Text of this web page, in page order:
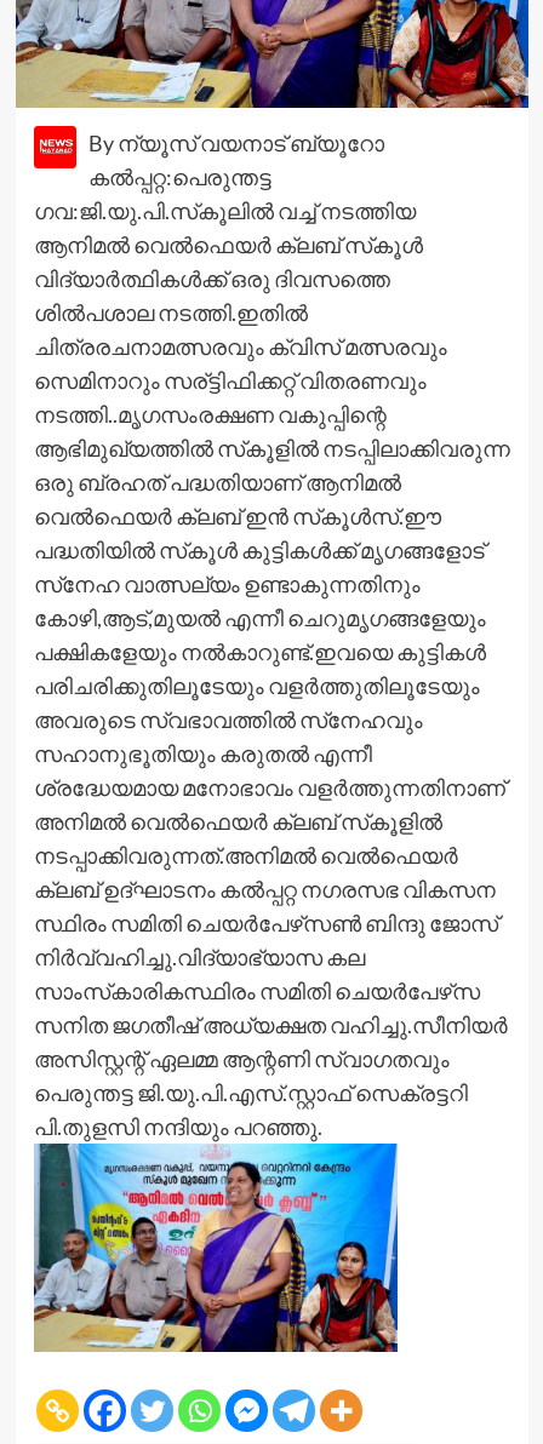
By ന്യൂസ് വയനാട് ബ്യൂറോ
കല്‍പ്പറ്റ:പെരുന്തട്ട
ഗവ:ജി.യു.പി.സ്‌കൂലില്‍ വച്ച് നടത്തിയ
ആനിമല്‍ വെല്‍ഫെയര്‍ ക്ലബ് സ്‌കൂള്‍
വിദ്യാര്‍ത്ഥികള്‍ക്ക് ഒരു ദിവസത്തെ
ശില്‍പശാല നടത്തി.ഇതില്‍
ചിത്രരചനാമത്സരവും ക്വിസ് മത്സരവും
സെമിനാറും സര്ട്ടിഫിക്കറ്റ് വിതരണവും
നടത്തി..മൃഗസംരക്ഷണ വകുപ്പിന്റെ
ആഭിമുഖ്യത്തില്‍ സ്‌കൂളില്‍ നടപ്പിലാക്കിവരുന്ന
ഒരു ബ്രഹത് പദ്ധതിയാണ് ആനിമല്‍
വെല്‍ഫെയര്‍ ക്ലബ് ഇന്‍ സ്‌കൂള്‍സ്.ഈ
പദ്ധതിയില്‍ സ്‌കൂള്‍ കുട്ടികള്‍ക്ക് മൃഗങ്ങളോട്
സ്‌നേഹ വാത്സല്യം ഉണ്ടാകുന്നതിനും
കോഴി,ആട്,മുയല്‍ എന്നീ ചെറുമൃഗങ്ങളേയും
പക്ഷികളേയും നല്‍കാറുണ്ട്.ഇവയെ കുട്ടികള്‍
പരിചരിക്കുതിലൂടേയും വളര്‍ത്തുതിലൂടേയും
അവരുടെ സ്വഭാവത്തില്‍ സ്‌നേഹവും
സഹാനുഭൂതിയും കരുതല്‍ എന്നീ
ശ്രദ്ധേയമായ മനോഭാവം വളര്‍ത്തുന്നതിനാണ്
അനിമല്‍ വെല്‍ഫെയര്‍ ക്ലബ് സ്‌കൂളില്‍
നടപ്പാക്കിവരുന്നത്.അനിമല്‍ വെല്‍ഫെയര്‍
ക്ലബ് ഉദ്ഘാടനം കല്‍പ്പറ്റ നഗരസഭ വികസന
സ്ഥിരം സമിതി ചെയര്‍പേഴ്‌സണ്‍ ബിന്ദു ജോസ്
നിര്‍വ്വഹിച്ചു.വിദ്യാഭ്യാസ കല
സാംസ്‌കാരികസ്ഥിരം സമിതി ചെയര്‍പേഴ്‌സ
സനിത ജഗതീഷ് അധ്യക്ഷത വഹിച്ചു.സീനിയര്‍
അസിസ്റ്റന്റ് ഏലമ്മ ആന്റണി സ്വാഗതവും
പെരുന്തട്ട ജി.യു.പി.എസ്.സ്റ്റാഫ് സെക്രട്ടറി
പി.തുളസി നന്ദിയും പറഞ്ഞു.